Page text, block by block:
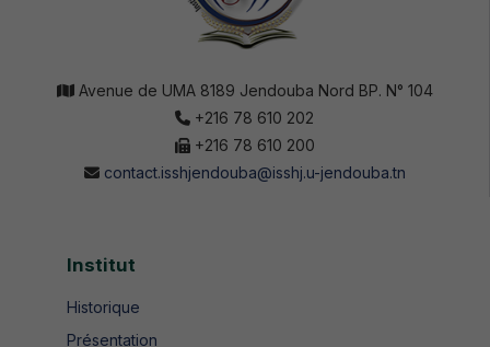
Avenue de UMA 8189 Jendouba Nord BP. N° 104
+216 78 610 202
+216 78 610 200
contact.isshjendouba@isshj.u-jendouba.tn
Institut
Historique
Présentation